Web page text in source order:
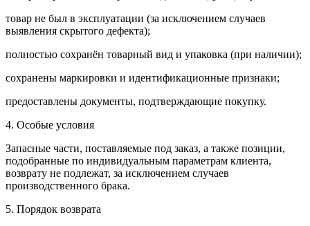
товар не был в эксплуатации (за исключением случаев
выявления скрытого дефекта);
полностью сохранён товарный вид и упаковка (при наличии);
сохранены маркировки и идентификационные признаки;
предоставлены документы, подтверждающие покупку.
4. Особые условия
Запасные части, поставляемые под заказ, а также позиции,
подобранные по индивидуальным параметрам клиента,
возврату не подлежат, за исключением случаев
производственного брака.
5. Порядок возврата